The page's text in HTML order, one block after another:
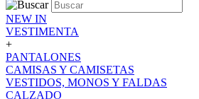
NEW IN
VESTIMENTA
+
PANTALONES
CAMISAS Y CAMISETAS
VESTIDOS, MONOS Y FALDAS
CALZADO